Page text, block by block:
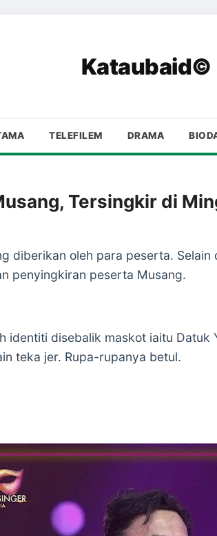
Kataubaid©
TELEFILEM DRAMA
Tersingkir di
diberikan oleh para peserta.
penyingkiran peserta Musang.
identiti disebalik maskot iaitu
teka jer. Rupa-rupanya betul.